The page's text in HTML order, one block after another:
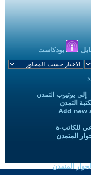
بودكاست
إلى يوتيوب التمدن
التمدن
Add new
للكاتب-ة
المتمدن
المتمدن